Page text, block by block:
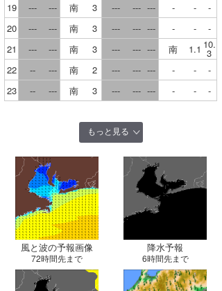
沖縄
19
--- --- 南 3 --- --- --- - -
-
20
--- --- 南 3 --- --- --- - -
-
21
--- --- 南 3 --- --- --- 南 1.1 10.
3
22
-- --- 南 2 --- --- --- - -
-
23
-- --- 南 3 --- --- --- - - -
もっと見る
風と波の予報画像
72時間先まで
降水予報
6時間先まで